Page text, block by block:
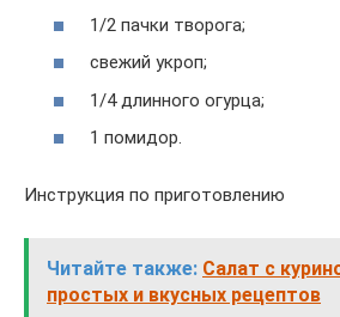
1/2 пачки творога;
свежий укроп;
1/4 длинного огурца;
1 помидор.
Инструкция по приготовлению
Читайте также: Салат с
простых и вкусных рецептов